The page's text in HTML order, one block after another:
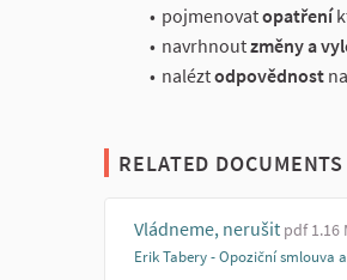
pojmenovatopatření
navrhnoutzměny a
naléztodpovědnost
RELATED DOCUMENTS
Vládneme, nerušit pdf 1.16
Erik Tabery - Opoziční smlouva